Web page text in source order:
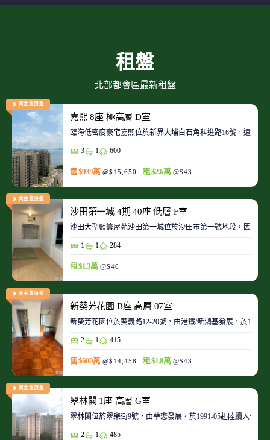
租盤
北部都會區最新租盤
黃金置頂盤
嘉熙 8座 極高層 D室
臨海低密度豪宅嘉熙位於新界大埔白石角科進路16號，遠離
3 1 600
售 $939萬 @$15,650 租 $2.6萬 @$43
黃金置頂盤
沙田第一城 4期 40座 低層 F室
沙田大型藍籌屋苑沙田第一城位於沙田市第一號地段，因此
1 1 284
租 $1.3萬 @$46
黃金置頂盤
新葵芳花園 B座 高層 07室
新葵芳花園位於葵義路12-20號，由港鐵/新鴻基發展，於
2 1 415
售 $600萬 @$14,458 租 $1.8萬 @$43
黃金置頂盤
翠林閣 1座 高層 G室
翠林閣位於翠樂街9號，由華懋發展，於1991-05起陸續入伙
2 1 485